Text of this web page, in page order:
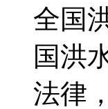
全国
国洪
法律